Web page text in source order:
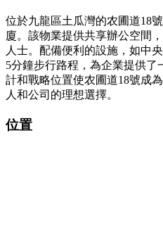
位於九龍區土瓜灣的农圃道18
廈。該物業提供共享辦公空間
人士。配備便利的設施，如中
5分鐘步行路程，為企業提供了
計和戰略位置使农圃道18號成
人和公司的理想選擇。
位置